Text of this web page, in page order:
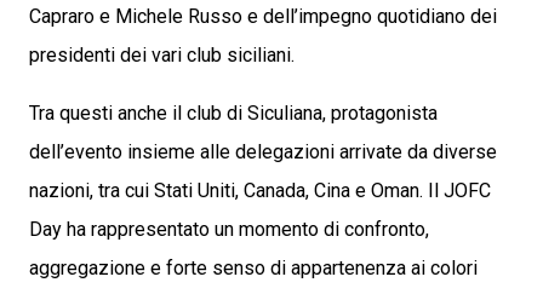
Capraro e Michele Russo e dell’impegno quotidiano dei
presidenti dei vari club siciliani.
Tra questi anche il club di Siculiana, protagonista
dell’evento insieme alle delegazioni arrivate da diverse
nazioni, tra cui Stati Uniti, Canada, Cina e Oman. Il JOFC
Day ha rappresentato un momento di confronto,
aggregazione e forte senso di appartenenza ai colori